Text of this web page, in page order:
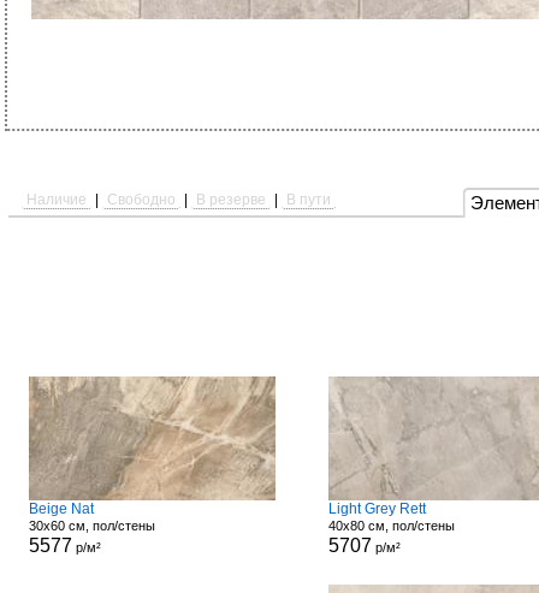
Наличие Свободно В резерве В пути
Beige Nat
30x60 см, пол/стены
5577 р/м²
Light Grey Rett
40x80 см, пол/стены
5707 р/м²